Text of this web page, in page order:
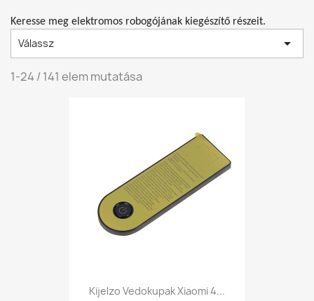
Keresse meg elektromos robogójának kiegészítő részeit.
Válassz 
1-24 / 141 elem mutatása
Kijelzo Vedokupak Xiaomi 4...